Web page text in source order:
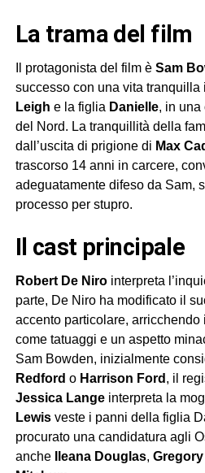
La trama del film
Il protagonista del film è Sam
successo con una vita
Leigh e la figlia Danielle, in una
del Nord. La tranquillità della
dall’uscita di prigione di Max
trascorso 14 anni in carcere,
adeguatamente difeso da Sam,
processo per stupro.
Il cast principale
Robert De Nirointerpreta
parte, De Niro ha modificato il
accento particolare,
come tatuaggi e un aspetto
Sam Bowden, inizialmente
Redford o Harrison Ford , il
Jessica Langeinterpreta la
Lewisveste i panni della figlia
procurato una candidatura agli
anche
Ileana Douglas,